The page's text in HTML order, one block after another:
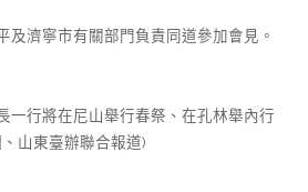
濟寧市有關部門負責同道參加會見。
一行將在尼山舉行春祭、在孔林舉內行
山東臺辦聯合報道)